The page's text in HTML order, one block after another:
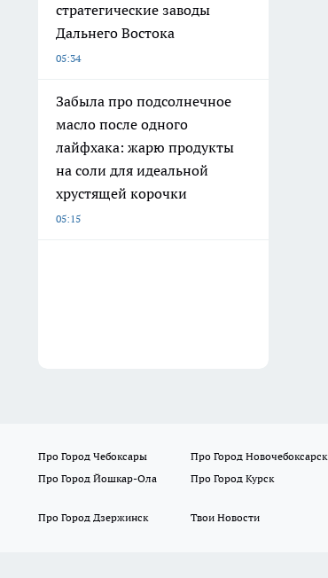
стратегические заводы
Дальнего Востока
05:34
Забыла про подсолнечное
масло после одного
лайфхака: жарю продукты
на соли для идеальной
хрустящей корочки
05:15
Про Город Чебоксары Про Город Новочебоксарск
Про Город Йошкар-Ола
Про Город Курск
Про Город Дзержинск
Твои Новости